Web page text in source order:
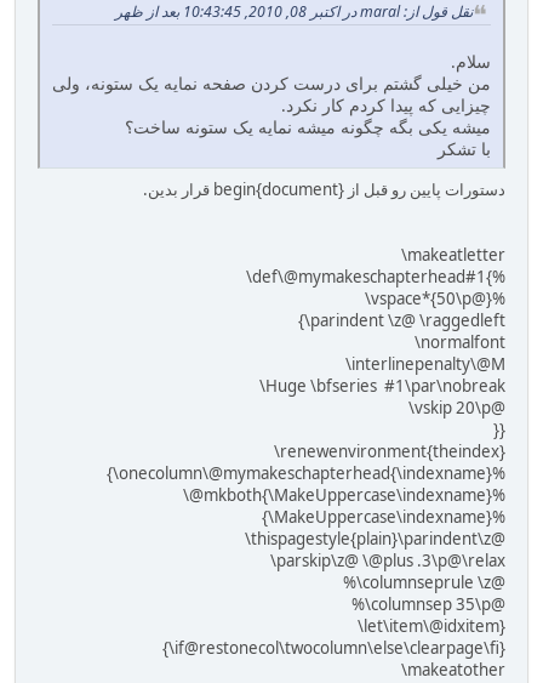
نقل قول از: maral در اکتبر 08, 2010, 10:43:45 بعد از ظهر
سلام.
من خیلی گشتم برای درست کردن صفحه نمایه یک ستونه، ولی
چیزایی که پیدا کردم کار نکرد.
میشه یکی بگه چگونه میشه نمایه یک ستونه ساخت؟
با تشکر
دستورات پایین رو قبل از begin{document} قرار بدین.
‎\makeatletter‎
‎\def\@mymakeschapterhead#1{%‎
‎\vspace*{50‎\p@}%‎
‎{\parindent \z@ \raggedleft‎
‎\normalfont‎
‎\interlinepenalty\@M‎
‎\Huge \bfseries #1\par\nobreak‎
‎\vskip ‎20‎\p@‎
}}
‎\renewenvironment{theindex}‎
‎{‎‎\one‎column\@mymakeschapterhead{\indexname}%‎
‎\@mkboth{\MakeUppercase\indexname}%‎
‎{\MakeUppercase\indexname}%‎
‎\thispagestyle{plain}\parindent\z@‎
‎\parskip\z@ \@plus‎ .‎3\p@\relax‎
‎%‎\columnseprule \z@‎
‎%‎‎\columnsep 35\p@‎
‎\let\item\@idxitem}‎
‎{\if@restonecol\two‎column\else\clearpage\fi}‎
‎\makeatother‎